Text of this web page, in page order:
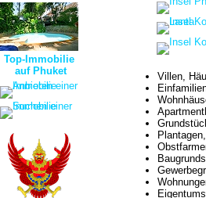
Villen,
Top-Immobilie
auf Phuket